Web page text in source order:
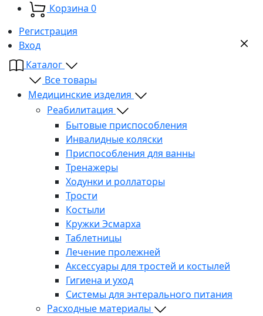
Корзина 0
Регистрация
Вход
Каталог
Все товары
Медицинские изделия
Реабилитация
Бытовые приспособления
Инвалидные коляски
Приспособления для ванны
Тренажеры
Ходунки и роллаторы
Трости
Костыли
Кружки Эсмарха
Таблетницы
Лечение пролежней
Аксессуары для тростей и костылей
Гигиена и уход
Системы для энтерального питания
Расходные материалы